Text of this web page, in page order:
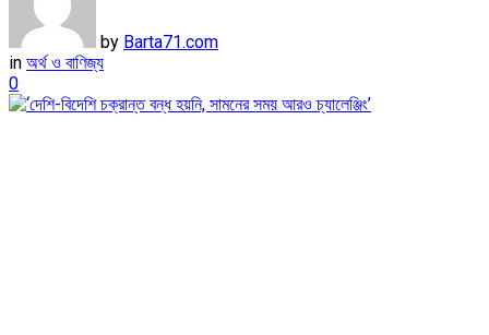
by Barta71.com
in অর্থ ও বাণিজ্য
0